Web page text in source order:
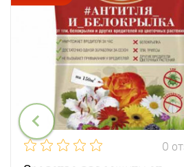
0